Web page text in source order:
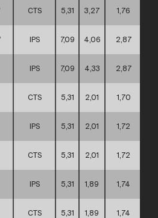
CTS 5,31 3,27 1,76
IPS 7,09 4,06 2,87
IPS 7,09 4,33 2,87
CTS 5,31 2,01 1,70
IPS 5,31 2,01 1,72
CTS 5,31 2,01 1,72
IPS 5,31 1,89 1,74
CTS 5,31 1,89 1,74